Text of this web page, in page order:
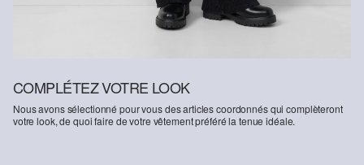
COMPLÉTEZ VOTRE LOOK
Nous avons sélectionné pour vous des articles coordonnés qui complèteront
votre look, de quoi faire de votre vêtement préféré la tenue idéale.